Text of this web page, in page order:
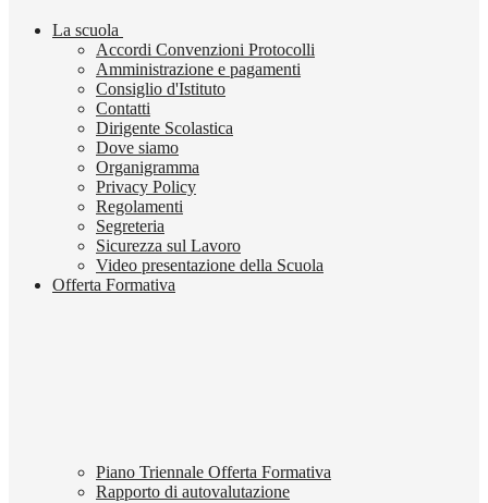
La scuola
Accordi Convenzioni Protocolli
Amministrazione e pagamenti
Consiglio d'Istituto
Contatti
Dirigente Scolastica
Dove siamo
Organigramma
Privacy Policy
Regolamenti
Segreteria
Sicurezza sul Lavoro
Video presentazione della Scuola
Offerta Formativa
Piano Triennale Offerta Formativa
Rapporto di autovalutazione